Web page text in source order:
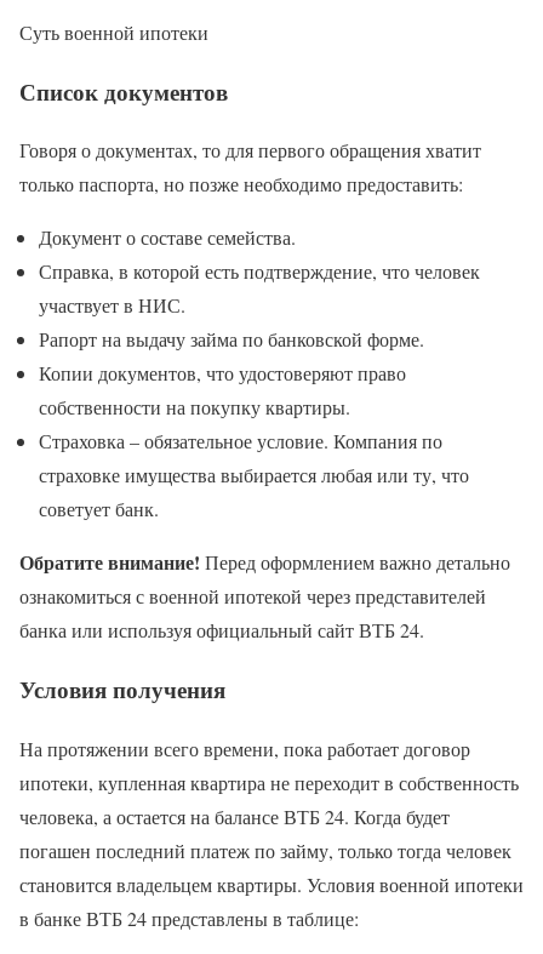
Суть военной ипотеки
Список документов
Говоря о документах, то для первого обращения хватит
только паспорта, но позже необходимо предоставить:
Документ о составе семейства.
Справка, в которой есть подтверждение, что человек
участвует в НИС.
Рапорт на выдачу займа по банковской форме.
Копии документов, что удостоверяют право
собственности на покупку квартиры.
Страховка – обязательное условие. Компания по
страховке имущества выбирается любая или ту, что
советует банк.
Обратите внимание! Перед оформлением важно детально
ознакомиться с военной ипотекой через представителей
банка или используя официальный сайт ВТБ 24.
Условия получения
На протяжении всего времени, пока работает договор
ипотеки, купленная квартира не переходит в собственность
человека, а остается на балансе ВТБ 24. Когда будет
погашен последний платеж по займу, только тогда человек
становится владельцем квартиры. Условия военной ипотеки
в банке ВТБ 24 представлены в таблице: